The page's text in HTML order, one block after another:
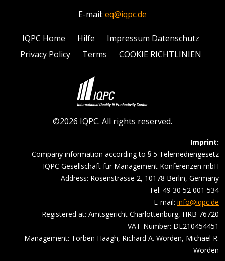
E-mail: eq@iqpc.de
IQPC Home Hilfe
Impressum Datenschutz
Privacy Policy
Terms COOKIE RICHTLINIEN
©2026 IQPC. All rights reserved.
Imprint:
Company information according to § 5 Telemediengesetz
IQPC Gesellschaft für Management Konferenzen mbH
Address: Rosenstrasse 2, 10178 Berlin, Germany
Tel: 49 30 52 001 534
E-mail: info@iqpc.de
Registered at: Amtsgericht Charlottenburg, HRB 76720
VAT-Number: DE210454451
Management: Torben Haagh, Richard A. Worden, Michael R.
Worden